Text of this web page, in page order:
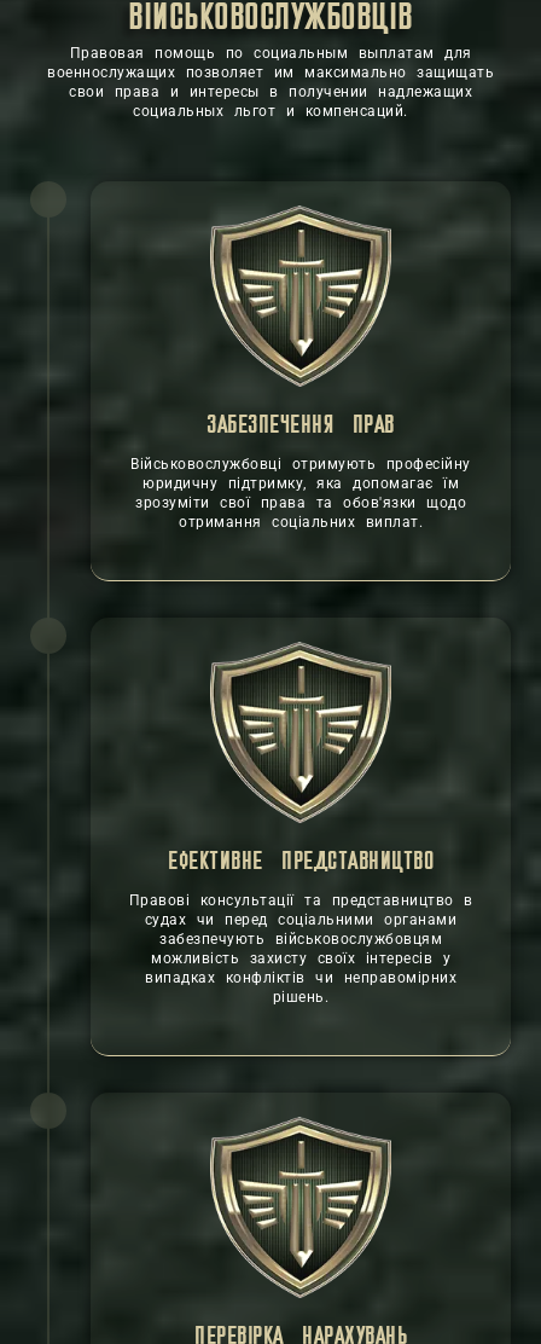
ВІЙСЬКОВОСЛУЖБОВЦІВ
Правовая помощь по социальным выплатам для
военнослужащих позволяет им максимально защищать
свои права и интересы в получении надлежащих
социальных льгот и компенсаций.
ЗАБЕЗПЕЧЕННЯ ПРАВ
Військовослужбовці отримують професійну
юридичну підтримку, яка допомагає їм
зрозуміти свої права та обов'язки щодо
отримання соціальних виплат.
ЕФЕКТИВНЕ ПРЕДСТАВНИЦТВО
Правові консультації та представництво в
судах чи перед соціальними органами
забезпечують військовослужбовцям
можливість захисту своїх інтересів у
випадках конфліктів чи неправомірних
рішень.
ПЕРЕВІРКА НАРАХУВАНЬ